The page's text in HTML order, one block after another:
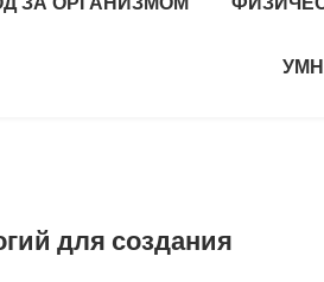
для создания